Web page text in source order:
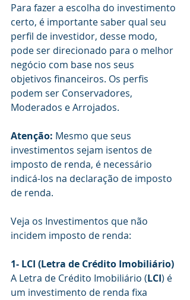
Para fazer a escolha do investimento
certo, é importante saber qual seu
perfil de investidor, desse modo,
pode ser direcionado para o melhor
negócio com base nos seus
objetivos financeiros. Os perfis
podem ser Conservadores,
Moderados e Arrojados.
Atenção: Mesmo que seus
investimentos sejam isentos de
imposto de renda, é necessário
indicá-los na declaração de imposto
de renda.
Veja os Investimentos que não
incidem imposto de renda:
1- LCI (Letra de Crédito Imobiliário)
A Letra de Crédito Imobiliário (LCI) é
um investimento de renda fixa